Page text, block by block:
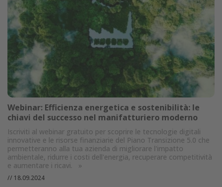
Webinar: Efficienza energetica e sostenibilità: le
chiavi del successo nel manifatturiero moderno
Iscriviti al webinar gratuito per scoprire le tecnologie digitali
innovative e le risorse finanziarie del Piano Transizione 5.0 che
permetteranno alla tua azienda di migliorare l'impatto
ambientale, ridurre i costi dell'energia, recuperare competitività
e aumentare i ricavi.
»
// 18.09.2024